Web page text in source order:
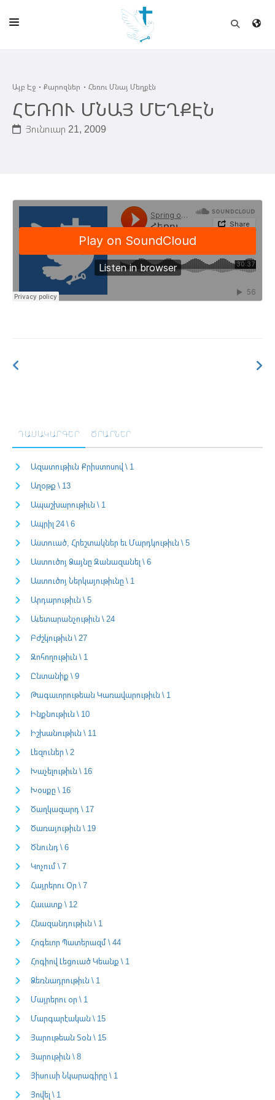
ԵԿԵՂԵՑԻ
ՈՒՂԻՂ
ԾՐԱԳԻՐՆԵՐ ԵՒ ՓՈՏՔԱՍԹՆԵՐ
ՇԻՆԱՐԱՐՈՒԹԻՒՆ
ՆԱՄԱԿԱՆԻ
Այբ Էջ Քարոզներ Հեռու Մնայ Մեղքէն
ՀԵՌՈՒ ՄՆԱՅ ՄԵՂՔԷՆ
Յունուար 21, 2009
ԴԱՍԱԿԱՐԳԵՐ ԾՐԱՐՆԵՐ
Ազատութիւն Քրիստոսով \ 1
Աղօթք \ 13
Ապաշխարութիւն \ 1
Ապրիլ 24 \ 6
Աստուած, Հրեշտակներ եւ Մարդկութիւն \ 5
Աստուծոյ Ձայնը Զանազանել \ 6
Աստուծոյ Ներկայութիւնը \ 1
Արդարութիւն \ 5
Աւետարանչութիւն \ 24
Բժշկութիւն \ 27
Զոհողութիւն \ 1
Ընտանիք \ 9
Թագաւորութեան Կառավարութիւն \ 1
Ինքնութիւն \ 10
Իշխանութիւն \ 11
Լեզուներ \ 2
Խաչելութիւն \ 16
Խօսքը \ 16
Ծաղկազարդ \ 17
Ծառայութիւն \ 19
Ծնունդ \ 6
Կոչում \ 7
Հայրերու Օր \ 7
Հաւատք \ 12
Հնազանդութիւն \ 1
Հոգեւոր Պատերազմ \ 44
Հոգիով Լեցուած Կեանք \ 1
Ձեռնադրութիւն \ 1
Մայրերու օր \ 1
Մարգարէական \ 15
Յարութեան Տօն \ 15
Յարութիւն \ 8
Յիսուսի Նկարագիրը \ 1
Յովել \ 1